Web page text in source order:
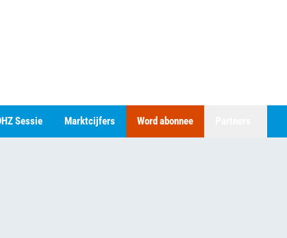
Sessie Marktcijfers Word abonnee